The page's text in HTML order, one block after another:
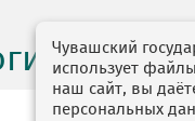
Чувашский
использует
наш сайт, вы
персональных